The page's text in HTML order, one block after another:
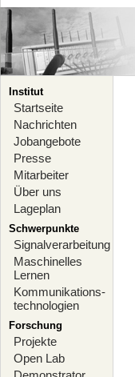
Institut
Startseite
Nachrichten
Jobangebote
Presse
Mitarbeiter
Über uns
Lageplan
Schwerpunkte
Signalverarbeitung
Maschinelles
Lernen
Kommunikations-
technologien
Forschung
Projekte
Open Lab